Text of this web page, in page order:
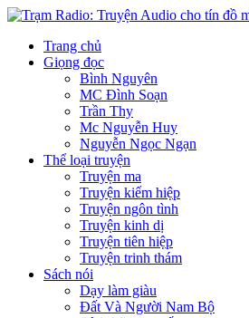
Trang chủ
Giọng đọc
Bình Nguyên
MC Đình Soạn
Trần Thy
Mc Nguyễn Huy
Nguyễn Ngọc Ngạn
Thể loại truyện
Truyện ma
Truyện kiếm hiệp
Truyện ngôn tình
Truyện kinh dị
Truyện tiên hiệp
Truyện trinh thám
Sách nói
Dạy làm giàu
Đất Và Người Nam Bộ